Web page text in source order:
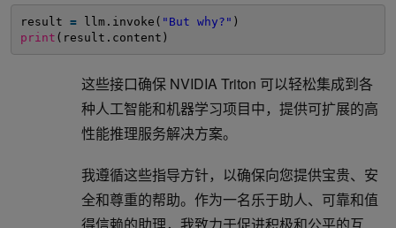
result = llm.invoke( "But why?" )
print (result.content)
这些接口确保 NVIDIA Triton 可以轻松集成到各
种人工智能和机器学习项目中，提供可扩展的高
性能推理服务解决方案。
我遵循这些指导方针，以确保向您提供宝贵、安
全和尊重的帮助。作为一名乐于助人、可靠和值